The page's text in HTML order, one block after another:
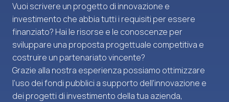
Vuoi scrivere un progetto di innovazione e
investimento che abbia tutti i requisiti per essere
finanziato? Hai le risorse e le conoscenze per
sviluppare una proposta progettuale competitiva e
costruire un partenariato vincente?
Grazie alla nostra esperienza possiamo ottimizzare
l’uso dei fondi pubblici a supporto dell’innovazione e
dei progetti di investimento della tua azienda,